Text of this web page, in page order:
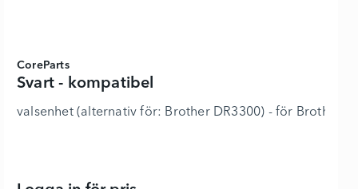
CoreParts
Svart - kompatibel
valsenhet (alternativ för: Brother DR3300) - för Brother